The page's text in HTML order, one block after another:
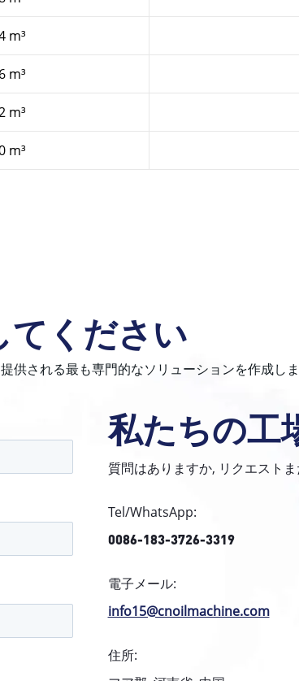
m³
m³
m³
m³
てください
供される最も専門的なソリューションを作成し
私たちの工
質問はありますか, リクエスト
Tel/WhatsApp:
0086-183-3726-3319
電子メール:
info15@cnoilmachine.com
住所: